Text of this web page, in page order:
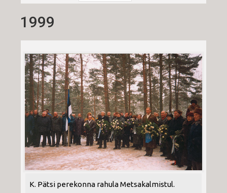
1999
K. Pätsi perekonna rahula Metsakalmistul.